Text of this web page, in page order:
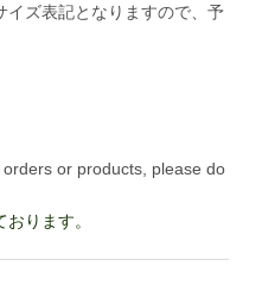
イズ表記となりますので、予
or products, please do
ります。